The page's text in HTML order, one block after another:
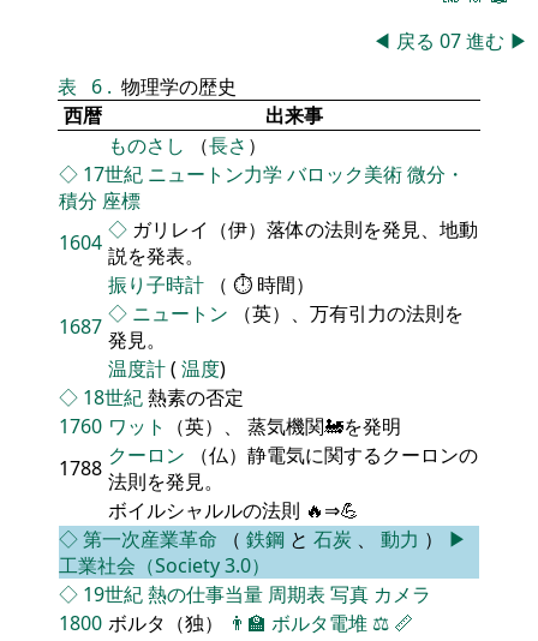
◀ 戻る 07進む ▶
表
6 . 物理学の歴史
西暦
出来事
ものさし （長さ ）
◇ 17世紀 ニュートン力学 バロック美術微分・
積分 座標
1604 ◇ ガリレイ（伊）落体の法則を発見、地動
説を発表。
振り子時計 （ ⏱ 時間）
1687 ◇ ニュートン （英）、万有引力の法則を
発見。
温度計( 温度)
◇ 18世紀熱素の否定
1760 ワット
（英）、 蒸気機関🚂を発明
1788 クーロン （仏）静電気に関するクーロンの
法則を発見。
ボイルシャルルの法則 🔥⇒💪
◇第一次産業革命 （ 鉄鋼 と 石炭 、 動力 ） ▶
工業社会（Society 3.0）
◇ 19世紀熱の仕事当量 周期表 写真 カメラ
1800 ボルタ（独） 👨‍🏫 ボルタ電堆 ⚖️ 📏